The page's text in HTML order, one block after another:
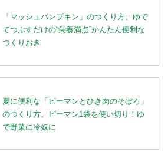
「マッシュパンプキン」のつくり方。ゆで
てつぶすだけの“栄養満点”かんたん便利な
つくりおき
夏に便利な「ピーマンとひき肉のそぼろ」
のつくり方。ピーマン1袋を使い切り！ゆ
で野菜に冷奴に